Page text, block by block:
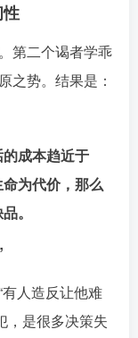
第二个谒者学乖
之势。结果是：
成本趋近于
为代价，那么
。󠄹󠅀󠄪󠄢󠄡󠄦󠄞󠄧󠄣󠄞󠄢󠄡󠄦󠄞󠄡󠄧󠄢󠅬󠅅󠅃󠄵󠅂󠄪󠅗󠅥󠅕󠅣󠅤󠅬󠅄󠄹󠄽󠄵󠄪󠄢󠄠󠄢󠄦󠄝󠄠󠄨󠄝󠄡󠄠󠄐󠄡󠄠󠄪󠄠󠄥󠄪󠄠󠄩󠅬󠅨󠅙󠅑󠅟󠅗󠅒󠄞󠅓󠅟󠅝󠄐󠇕󠆠󠅿󠇖󠆄󠆩󠇕󠅿󠆈󠇗󠆭󠆁󠄐󠇗󠅹󠅸󠇖󠆍󠅳󠇖󠅹󠅰󠇖󠆌󠅹
有人造反让他难
，是很多决策失